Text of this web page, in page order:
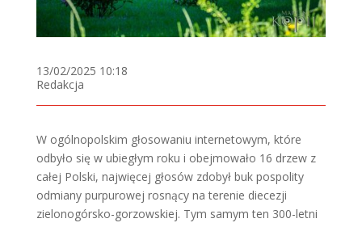
13/02/2025 10:18
Redakcja
W ogólnopolskim głosowaniu internetowym, które
odbyło się w ubiegłym roku i obejmowało 16 drzew z
całej Polski, najwięcej głosów zdobył buk pospolity
odmiany purpurowej rosnący na terenie diecezji
zielonogórsko-gorzowskiej. Tym samym ten 300-letni